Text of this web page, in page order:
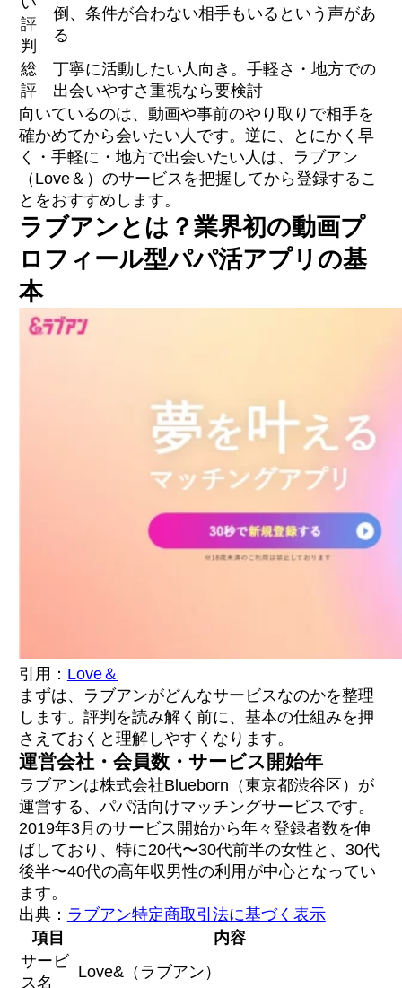
声
本人確認・年齢確認の厳格さへの安心の声
「ラブアンはやばい・詐欺」と言われる理由
は本当か
地方在住・動画作成など使い勝手の不満
業者・危険ユーザーの見分け方7チェック
本人確認と審査の仕組み
身バレ・トラブルを防ぐ設定と通報・ブロッ
ク手順
男性料金の要点（ゴールド・プラチナ・600円
お試し）
相場より高すぎる提示に注意（美人局・業者
5アプリ比較表（料金・男性層・安全対策）
PATOLOと比較したときの違い（動画 vs 審査
用途別の選び方・併用シナリオ
どんな人にラブアンは向いている?向いていな
Q3. ラブアンで月にいくら稼げる？相場は？
Q4. ラブアンは違法ではないの？
評
判
倒、条件が合わない相手もいるという声があ
る
総
評
丁寧に活動したい人向き。手軽さ・地方での
出会いやすさ重視なら要検討
向いているのは、動画や事前のやり取りで相手を
確かめてから会いたい人です。逆に、とにかく早
く・手軽に・地方で出会いたい人は、ラブアン
（Love＆）のサービスを把握してから登録するこ
とをおすすめします。
ラブアンとは？業界初の動画プ
ロフィール型パパ活アプリの基
本
引用： Love＆
まずは、ラブアンがどんなサービスなのかを整理
します。評判を読み解く前に、基本の仕組みを押
さえておくと理解しやすくなります。
運営会社・会員数・サービス開始年
ラブアンは株式会社Blueborn（東京都渋谷区）が
運営する、パパ活向けマッチングサービスです。
2019年3月のサービス開始から年々登録者数を伸
ばしており、特に20代〜30代前半の女性と、30代
後半〜40代の高年収男性の利用が中心となってい
ます。
出典： ラブアン特定商取引法に基づく表示
項目
内容
サービ
ス名
Love&（ラブアン）